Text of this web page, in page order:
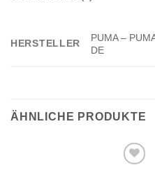
HERSTELLER
PUMA –
DE
ÄHNLICHE PRODUKTE